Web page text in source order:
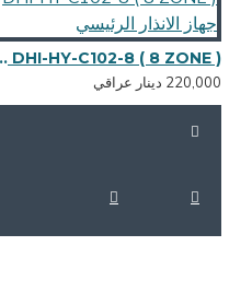
DAHUA FIRE ALARM - DHI-HY-C102-8 ( 8 ZONE ) جهاز الانذار الرئيسي
دينار عراقي